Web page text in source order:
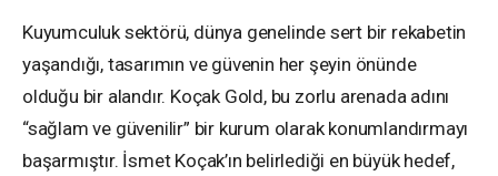
Kuyumculuk sektörü, dünya genelinde sert bir rekabetin
yaşandığı, tasarımın ve güvenin her şeyin önünde
olduğu bir alandır. Koçak Gold, bu zorlu arenada adını
“sağlam ve güvenilir” bir kurum olarak konumlandırmayı
başarmıştır. İsmet Koçak’ın belirlediği en büyük hedef,